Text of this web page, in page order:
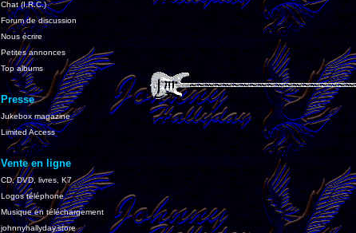
Chat (I.R.C.)
Forum de discussion
Nous écrire
Petites annonces
Top albums
Presse
Jukebox magazine
Limited Access
Vente en ligne
CD, DVD, livres, K7
Logos téléphone
Musique en téléchargement
johnnyhallyday.store